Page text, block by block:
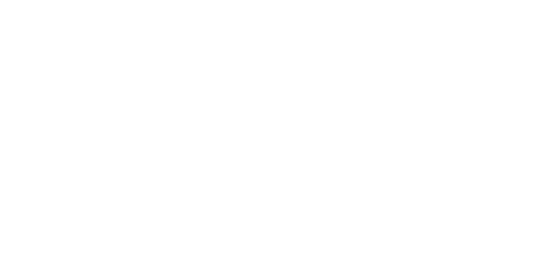
jord. Busken bliver 1,5–2 meter høj og bred, og den kræver minimal pasning. Beskær gerne busken let efter
også bruges som frugtbusk i hæk eller læhegn.